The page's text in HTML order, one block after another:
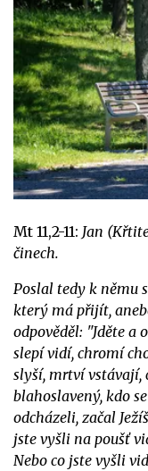
Mt 11,2-11: Jan
činech.
Poslal tedy k němu
který má přijít,
odpověděl: "Jděte a
slepí vidí, chromí
slyší, mrtví vstávají,
blahoslavený, kdo
odcházeli, začal
jste vyšli na poušť
Nebo co jste vyšli